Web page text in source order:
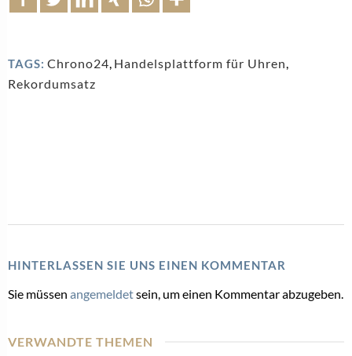
TAGS: Chrono24, Handelsplattform für Uhren,
Rekordumsatz
HINTERLASSEN SIE UNS EINEN KOMMENTAR
Sie müssen angemeldetsein, um einen Kommentar abzugeben.
VERWANDTE THEMEN